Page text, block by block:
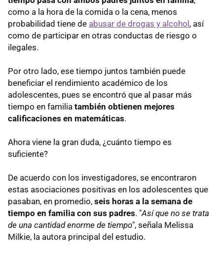
como a la hora de la comida o la cena, menos
probabilidad tiene de abusar de drogas y alcohol, así
como de participar en otras conductas de riesgo o
ilegales.
Por otro lado, ese tiempo juntos también puede
beneficiar el rendimiento académico de los
adolescentes, pues se encontró que al pasar más
tiempo en familia también obtienen mejores
calificaciones en matemáticas.
Ahora viene la gran duda, ¿cuánto tiempo es
suficiente?
De acuerdo con los investigadores, se encontraron
estas asociaciones positivas en los adolescentes que
pasaban, en promedio, seis horas a la semana de
tiempo en familia con sus padres. "Así que no se trata
de una cantidad enorme de tiempo", señala Melissa
Milkie, la autora principal del estudio.